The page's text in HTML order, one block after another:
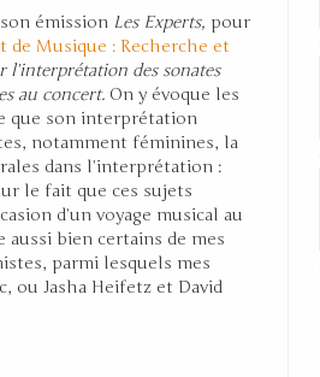
émission Les Experts, pour
Musique : Recherche et
l’interprétation des sonates
au concert. On y évoque les
que son interprétation
notamment féminines, la
dans l’interprétation :
le fait que ces sujets
d’un voyage musical au
aussi bien certains de mes
parmi lesquels mes
ou Jasha Heifetz et David